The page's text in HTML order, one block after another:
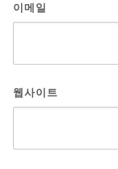
이메일
웹사이트